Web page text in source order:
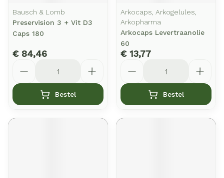
Bausch & Lomb
Preservision 3 + Vit D3
Caps 180
€ 84,46
Bestel
Arkocaps, Arkogelules,
Arkopharma
Arkocaps Levertraanolie
60
€ 13,77
Bestel